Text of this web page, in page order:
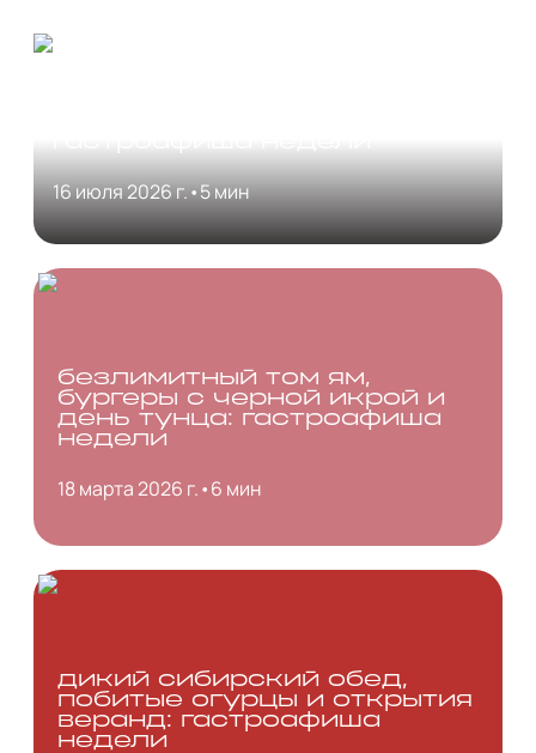
16 июля 2026 г.•5 мин
безлимитный том ям,
бургеры с черной икрой и
день тунца: гастроафиша
недели
18 марта 2026 г.•6 мин
дикий сибирский обед,
побитые огурцы и открытия
веранд: гастроафиша
недели